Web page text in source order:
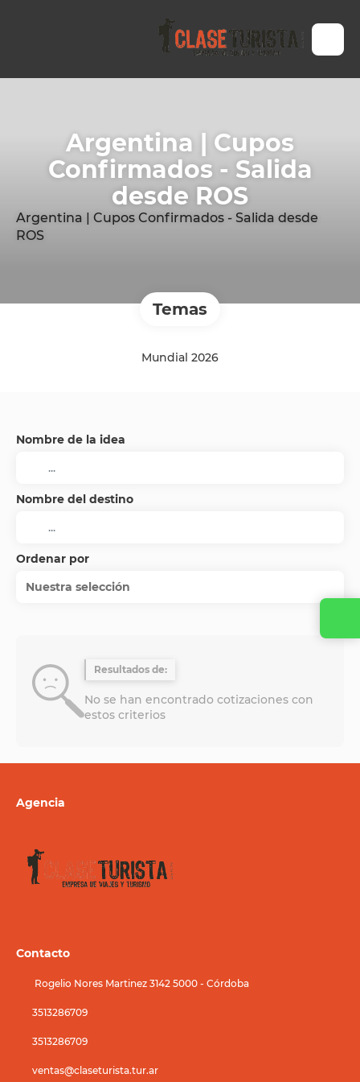
Argentina | Cupos
Confirmados - Salida
desde ROS
Argentina | Cupos Confirmados - Salida desde
ROS
Temas
Mundial 2026
Nombre de la idea
Nombre del destino
Ordenar por
Nuestra selección
Resultados de:
No se han encontrado cotizaciones con
estos criterios
Agencia
Contacto
Rogelio Nores Martinez 3142 5000 - Córdoba
3513286709
3513286709
ventas@claseturista.tur.ar